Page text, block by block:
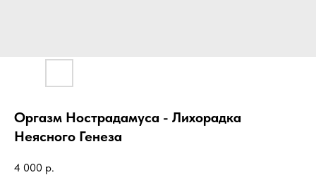
Оргазм Нострадамуса - Лихорадка
Неясного Генеза
4 000 р.